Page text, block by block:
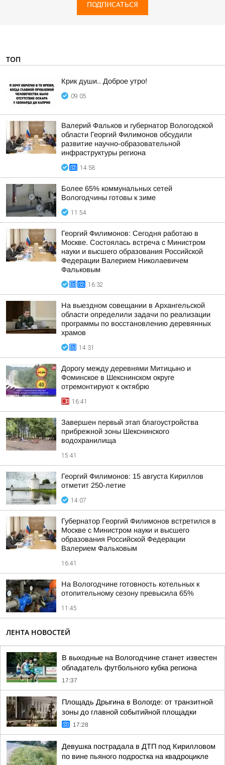
ПОДПИСАТЬСЯ
ТОП
Крик души.. Доброе утро!
09:05
Валерий Фальков и губернатор Вологодской
области Георгий Филимонов обсудили
развитие научно-образовательной
инфраструктуры региона
14:58
Более 65% коммунальных сетей
Вологодчины готовы к зиме
11:54
Георгий Филимонов: Сегодня работаю в
Москве. Состоялась встреча с Министром
науки и высшего образования Российской
Федерации Валерием Николаевичем
Фальковым
16:32
На выездном совещании в Архангельской
области определили задачи по реализации
программы по восстановлению деревянных
храмов
14:31
Дорогу между деревнями Митицыно и
Фоминское в Шекснинском округе
отремонтируют к октябрю
16:41
Завершен первый этап благоустройства
прибрежной зоны Шекснинского
водохранилища
15:41
Георгий Филимонов: 15 августа Кириллов
отметит 250-летие
14:07
Губернатор Георгий Филимонов встретился в
Москве с Министром науки и высшего
образования Российской Федерации
Валерием Фальковым
16:41
На Вологодчине готовность котельных к
отопительному сезону превысила 65%
11:45
ЛЕНТА НОВОСТЕЙ
В выходные на Вологодчине станет известен
обладатель футбольного кубка региона
17:37
Площадь Дрыгина в Вологде: от транзитной
зоны до главной событийной площадки
17:28
Девушка пострадала в ДТП под Кирилловом
по вине пьяного подростка на квадроцикле